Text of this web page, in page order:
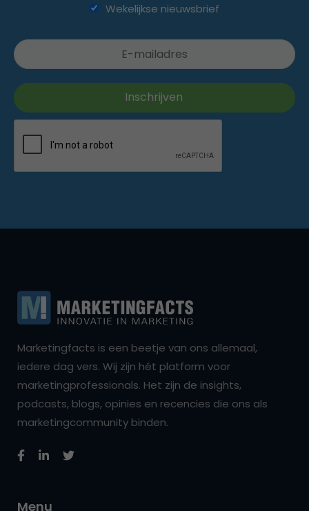
Wekelijkse nieuwsbrief
Marketingfacts is een beetje van ons allemaal,
iedere dag vers. Wij zijn hét platform voor
marketingprofessionals. Het zijn de insights,
podcasts, blogs, opinies en recencies die ons als
marketingcommunity binden.
Menu